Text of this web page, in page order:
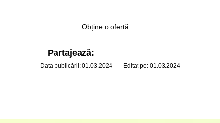
Obține o ofertă
Partajează:
Data publicării: 01.03.2024 Editat pe: 01.03.2024